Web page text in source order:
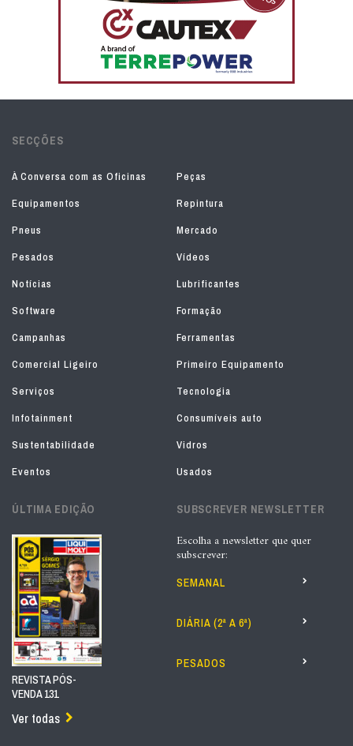
SECÇÕES
À Conversa com as Oficinas
Peças
Equipamentos
Repintura
Pneus
Mercado
Pesados
Vídeos
Notícias
Lubrificantes
Software
Formação
Campanhas
Ferramentas
Comercial Ligeiro
Primeiro Equipamento
Serviços
Tecnologia
Infotainment
Consumíveis auto
Sustentabilidade
Vidros
Eventos
Usados
ÚLTIMA EDIÇÃO
REVISTA PÓS-
VENDA 131
Ver todas
SUBSCREVER NEWSLETTER
Escolha a newsletter que quer
subscrever:
SEMANAL
DIÁRIA (2ª A 6ª)
PESADOS